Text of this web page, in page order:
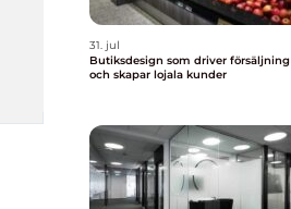
31. jul
Butiksdesign som driver försäljning
och skapar lojala kunder